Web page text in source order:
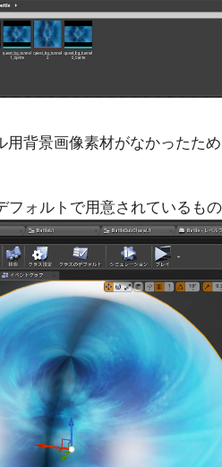
背景画像素材がなかったた
ォルトで用意されているもの